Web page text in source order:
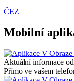
ČEZ
Mobilní
Aktuální informace od
Přímo ve vašem